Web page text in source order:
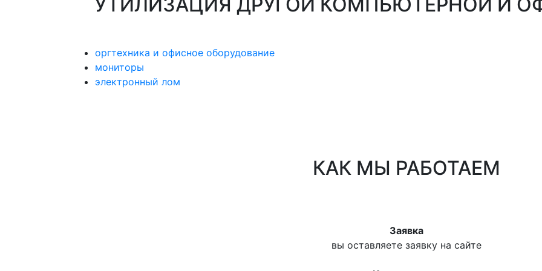
оргтехника и офисное оборудование
мониторы
электронный лом
КАК МЫ РАБОТАЕМ
Заявка
вы оставляете заявку на сайте